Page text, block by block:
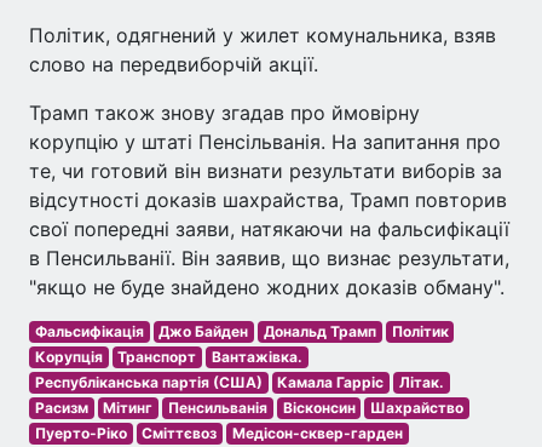
Політик, одягнений у жилет комунальника, взяв
слово на передвиборчій акції.
Трамп також знову згадав про ймовірну
корупцію у штаті Пенсільванія. На запитання про
те, чи готовий він визнати результати виборів за
відсутності доказів шахрайства, Трамп повторив
свої попередні заяви, натякаючи на фальсифікації
в Пенсильванії. Він заявив, що визнає результати,
"якщо не буде знайдено жодних доказів обману".
Фальсифікація Джо Байден Дональд Трамп
Політик
Корупція
Транспорт
Вантажівка.
Республіканська партія (США)
Камала Гарріс
Літак.
Расизм
Мітинг Пенсильванія Вісконсин
Шахрайство
Пуерто-Ріко
Сміттєвоз
Медісон-сквер-гарден